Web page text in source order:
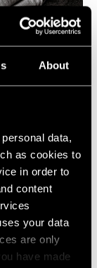
About
data,
as cookies to
in order to
content
your data
are only
have made